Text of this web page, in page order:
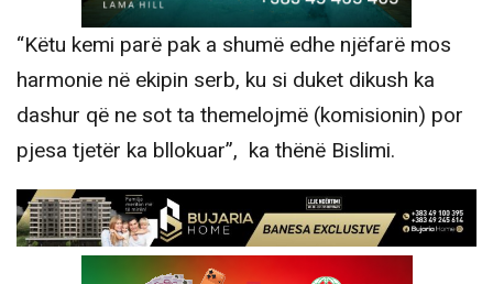
“Këtu kemi parë pak a shumë edhe njëfarë mos
harmonie në ekipin serb, ku si duket dikush ka
dashur që ne sot ta themelojmë (komisionin) por
pjesa tjetër ka bllokuar”, ka thënë Bislimi.